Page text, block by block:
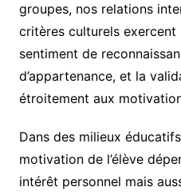
groupes, nos relations
critères culturels exercent
sentiment de
d’appartenance, et la
étroitement aux
Dans des milieux
motivation de l’élève
intérêt personnel mais